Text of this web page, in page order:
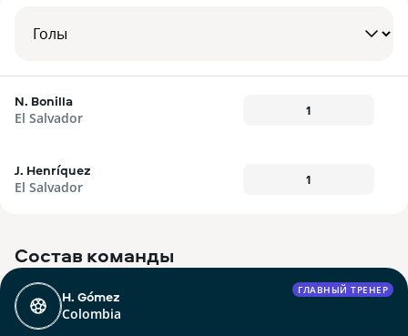
N. Bonilla
El Salvador
1
J. Henríquez
El Salvador
1
Состав команды
H. Gómez
Colombia
ГЛАВНЫЙ ТРЕНЕР